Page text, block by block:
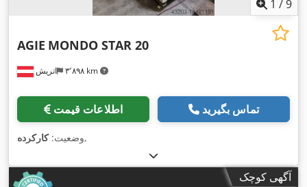
1 /9
اتریش ۳٬۸۹۸ km
AGIE MONDO STAR 20
اطلاعات قیمت تماس بگیرید
وضعیت:کارکرده ,
آگهی کوچک